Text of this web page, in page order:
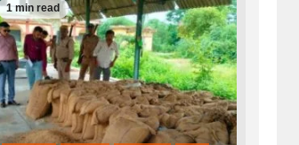
1 min read